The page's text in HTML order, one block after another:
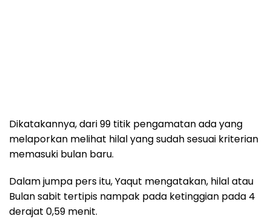
Dikatakannya, dari 99 titik pengamatan ada yang
melaporkan melihat hilal yang sudah sesuai kriterian
memasuki bulan baru.
Dalam jumpa pers itu, Yaqut mengatakan, hilal atau
Bulan sabit tertipis nampak pada ketinggian pada 4
derajat 0,59 menit.